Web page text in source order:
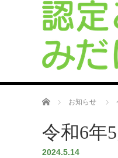
ホーム お知らせ
令和6年
2024.5.14